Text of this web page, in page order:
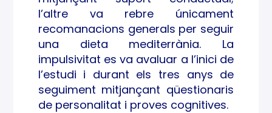
l’altre va rebre únicament
recomanacions generals per seguir
una dieta mediterrània. La
impulsivitat es va avaluar a l’inici de
l’estudi i durant els tres anys de
seguiment mitjançant qüestionaris
de personalitat i proves cognitives.